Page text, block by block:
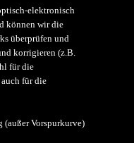
elektronisch
können wir die
überprüfen und
korrigieren (z.B.
für die
auch für die
Vorspurkurve)